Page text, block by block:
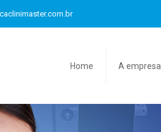
Home A empresa